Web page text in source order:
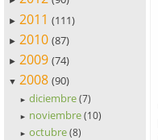
► 2011 (111)
► 2010 (87)
► 2009 (74)
▼ 2008 (90)
► diciembre (7)
► noviembre (10)
► octubre (8)